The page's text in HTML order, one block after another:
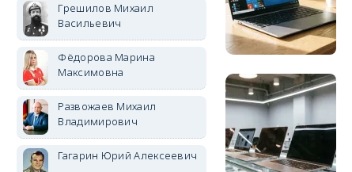
Грешилов Михаил
Васильевич
Фёдорова Марина
Максимовна
Развожаев Михаил
Владимирович
Гагарин Юрий Алексеевич